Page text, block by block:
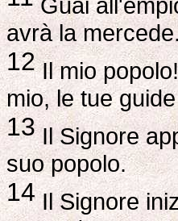
Guai
avrà la
12Il mio
mio, le tue
13Il Signore
suo popolo.
14Il Signore